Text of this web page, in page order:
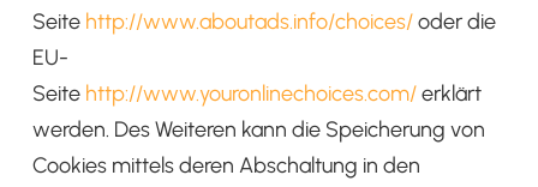
Seite http://www.aboutads.info/choices/oder die
EU-
Seite http://www.youronlinechoices.com/erklärt
werden. Des Weiteren kann die Speicherung von
Cookies mittels deren Abschaltung in den